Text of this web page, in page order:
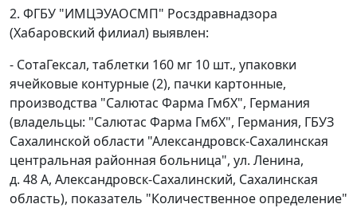
2. ФГБУ "ИМЦЭУАОСМП" Росздравнадзора
(Хабаровский филиал) выявлен:
- СотаГексал, таблетки 160 мг 10 шт., упаковки
ячейковые контурные (2), пачки картонные,
производства "Салютас Фарма ГмбХ", Германия
(владельцы: "Салютас Фарма ГмбХ", Германия, ГБУЗ
Сахалинской области "Александровск-Сахалинская
центральная районная больница", ул. Ленина,
д. 48 А, Александровск-Сахалинский, Сахалинская
область), показатель "Количественное определение"